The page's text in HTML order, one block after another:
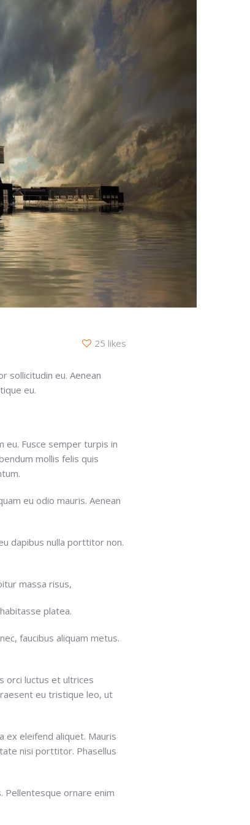
25 likes
sollicitudin eu. Aenean
eu.
eu. Fusce semper turpis in
mollis felis quis
eu odio mauris. Aenean
dapibus nulla porttitor non.
massa risus,
platea.
faucibus aliquam metus.
orci luctus et ultrices
eu tristique leo, ut
ex eleifend aliquet. Mauris
nisi porttitor. Phasellus
Pellentesque ornare enim